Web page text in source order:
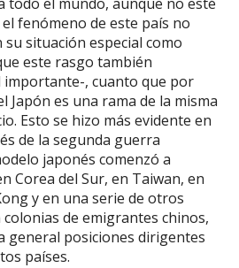
fenómeno de este país no
situación especial como
este rasgo también
importante-, cuanto que por
Japón es una rama de la misma
Esto se hizo más evidente en
de la segunda guerra
japonés comenzó a
Corea del Sur, en Taiwan, en
y en una serie de otros
de emigrantes chinos,
general posiciones dirigentes
países.